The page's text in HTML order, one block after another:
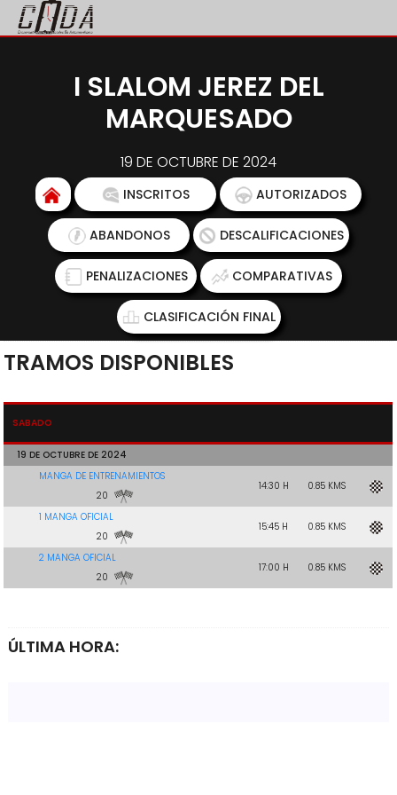
I SLALOM JEREZ DEL
MARQUESADO
19 DE OCTUBRE DE 2024
INSCRITOS AUTORIZADOS
ABANDONOS DESCALIFICACIONES
PENALIZACIONES COMPARATIVAS
CLASIFICACIÓN FINAL
TRAMOS DISPONIBLES
SABADO
19 DE OCTUBRE DE 2024
MANGA DE ENTRENAMIENTOS
20
14:30 H 0.85 KMS
1 MANGA OFICIAL
20
15:45 H 0.85 KMS
2 MANGA OFICIAL
20
17:00 H 0.85 KMS
ÚLTIMA HORA: